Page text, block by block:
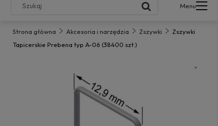
Menu
Strona główna Akcesoria i narzędzia Zszywki
Zszywki
Tapicerskie Prebena typ A-06 (38400 szt.)